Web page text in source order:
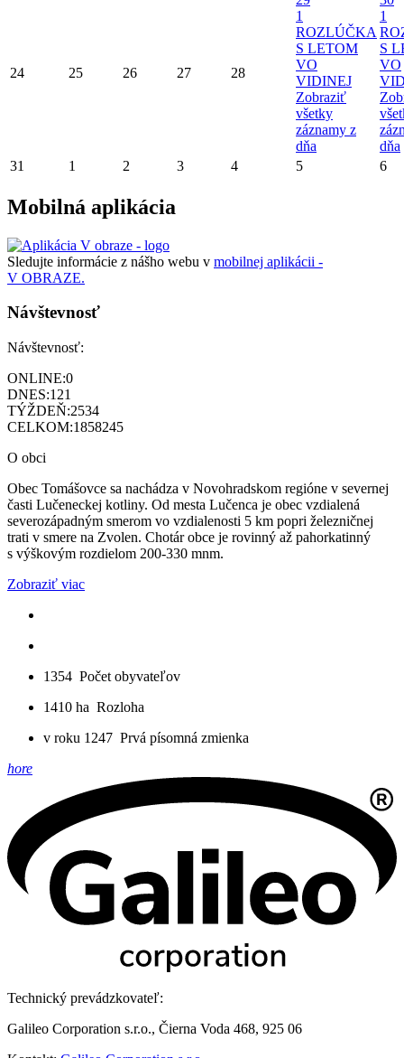
24 25 26 27 28
1
ROZLÚČKA
S LETOM
VO
VIDINEJ
Zobraziť
všetky
záznamy z
dňa
1
S
VO
dňa
31
1 2 3 4 5 6
Mobilná aplikácia
Sledujte informácie z nášho webu v mobilnej aplikácii -
V OBRAZE.
Návštevnosť
Návštevnosť:
ONLINE:0
DNES:121
TÝŽDEŇ:2534
CELKOM:1858245
O obci
Obec Tomášovce sa nachádza v Novohradskom regióne v severnej
časti Lučeneckej kotliny. Od mesta Lučenca je obec vzdialená
severozápadným smerom vo vzdialenosti 5 km popri železničnej
trati v smere na Zvolen. Chotár obce je rovinný až pahorkatinný
s výškovým rozdielom 200-330 mnm.
Zobraziť viac
1354 Počet obyvateľov
1410 ha Rozloha
v roku 1247 Prvá písomná zmienka
hore
Technický prevádzkovateľ:
Galileo Corporation s.r.o., Čierna Voda 468, 925 06